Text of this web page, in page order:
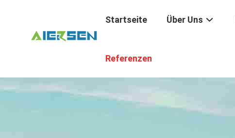
Startseite Über Uns
Referenzen